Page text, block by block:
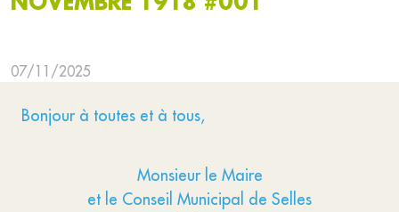
07/11/2025
Bonjour à toutes et à tous,
Monsieur le Maire
et le Conseil Municipal de Selles